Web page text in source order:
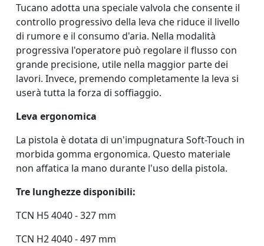
Tucano adotta una speciale valvola che consente il
controllo progressivo della leva che riduce il livello
di rumore e il consumo d'aria. Nella modalità
progressiva l'operatore può regolare il flusso con
grande precisione, utile nella maggior parte dei
lavori. Invece, premendo completamente la leva si
userà tutta la forza di soffiaggio.
Leva ergonomica
La pistola è dotata di un'impugnatura Soft-Touch in
morbida gomma ergonomica. Questo materiale
non affatica la mano durante l'uso della pistola.
Tre lunghezze disponibili:
TCN H5 4040 - 327 mm
TCN H2 4040 - 497 mm